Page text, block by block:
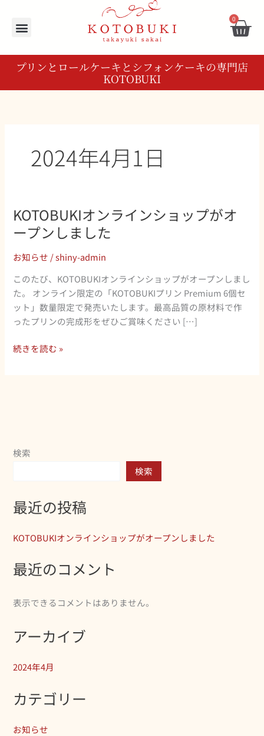
プ
0
プリンとロールケーキとシフォンケーキの専門店
KOTOBUKI
2024年4月1日
KOTOBUKIオンラインショップがオ
ープンしました
お知らせ /shiny-admin
このたび、KOTOBUKIオンラインショップがオープンしまし
た。 オンライン限定の「KOTOBUKIプリン Premium 6個セ
ット」数量限定で発売いたします。最高品質の原材料で作
ったプリンの完成形をぜひご賞味ください […]
KOTOBUKI
ラ
ン
シ
ョ
ッ
が
し
続きを読む »
検索
検索
最近の投稿
KOTOBUKIオンラインショップがオープンしました
最近のコメント
表示できるコメントはありません。
アーカイブ
2024年4月
カテゴリー
お知らせ